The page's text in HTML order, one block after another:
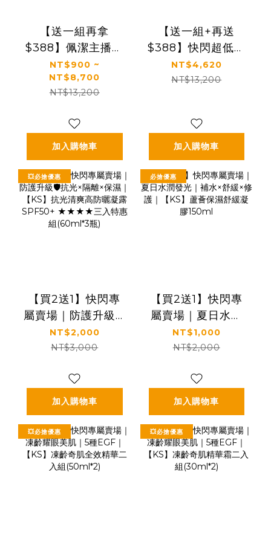
【送一組再拿
$388】佩潔主播推
薦🔥熱銷必買組｜
【KS】凍齡奇肌活
膚露/全效精華/精華
NT$900 ~
NT$8,700
NT$13,200
加入購物車
【送一組+再送
$388】快閃超低價
｜【KS】凍齡奇肌
凍齡抗老緊緻套組
霜30ml)🎁贈精美
提袋
NT$4,620
NT$13,200
加入購物車
💥必搶優惠
【買2送1】快閃專
屬賣場｜防護升級🛡️
抗光×隔離×保濕｜
【KS】抗光清爽高
★★★★三入特惠
組(60ml*3瓶)
NT$2,000
NT$3,000
加入購物車
必搶優惠
【買2送1】快閃專
屬賣場｜夏日水潤
發光｜補水×舒緩×
修護｜【KS】蘆薈
150ml
NT$1,000
NT$2,000
加入購物車
💥必搶優惠 💥必搶優惠